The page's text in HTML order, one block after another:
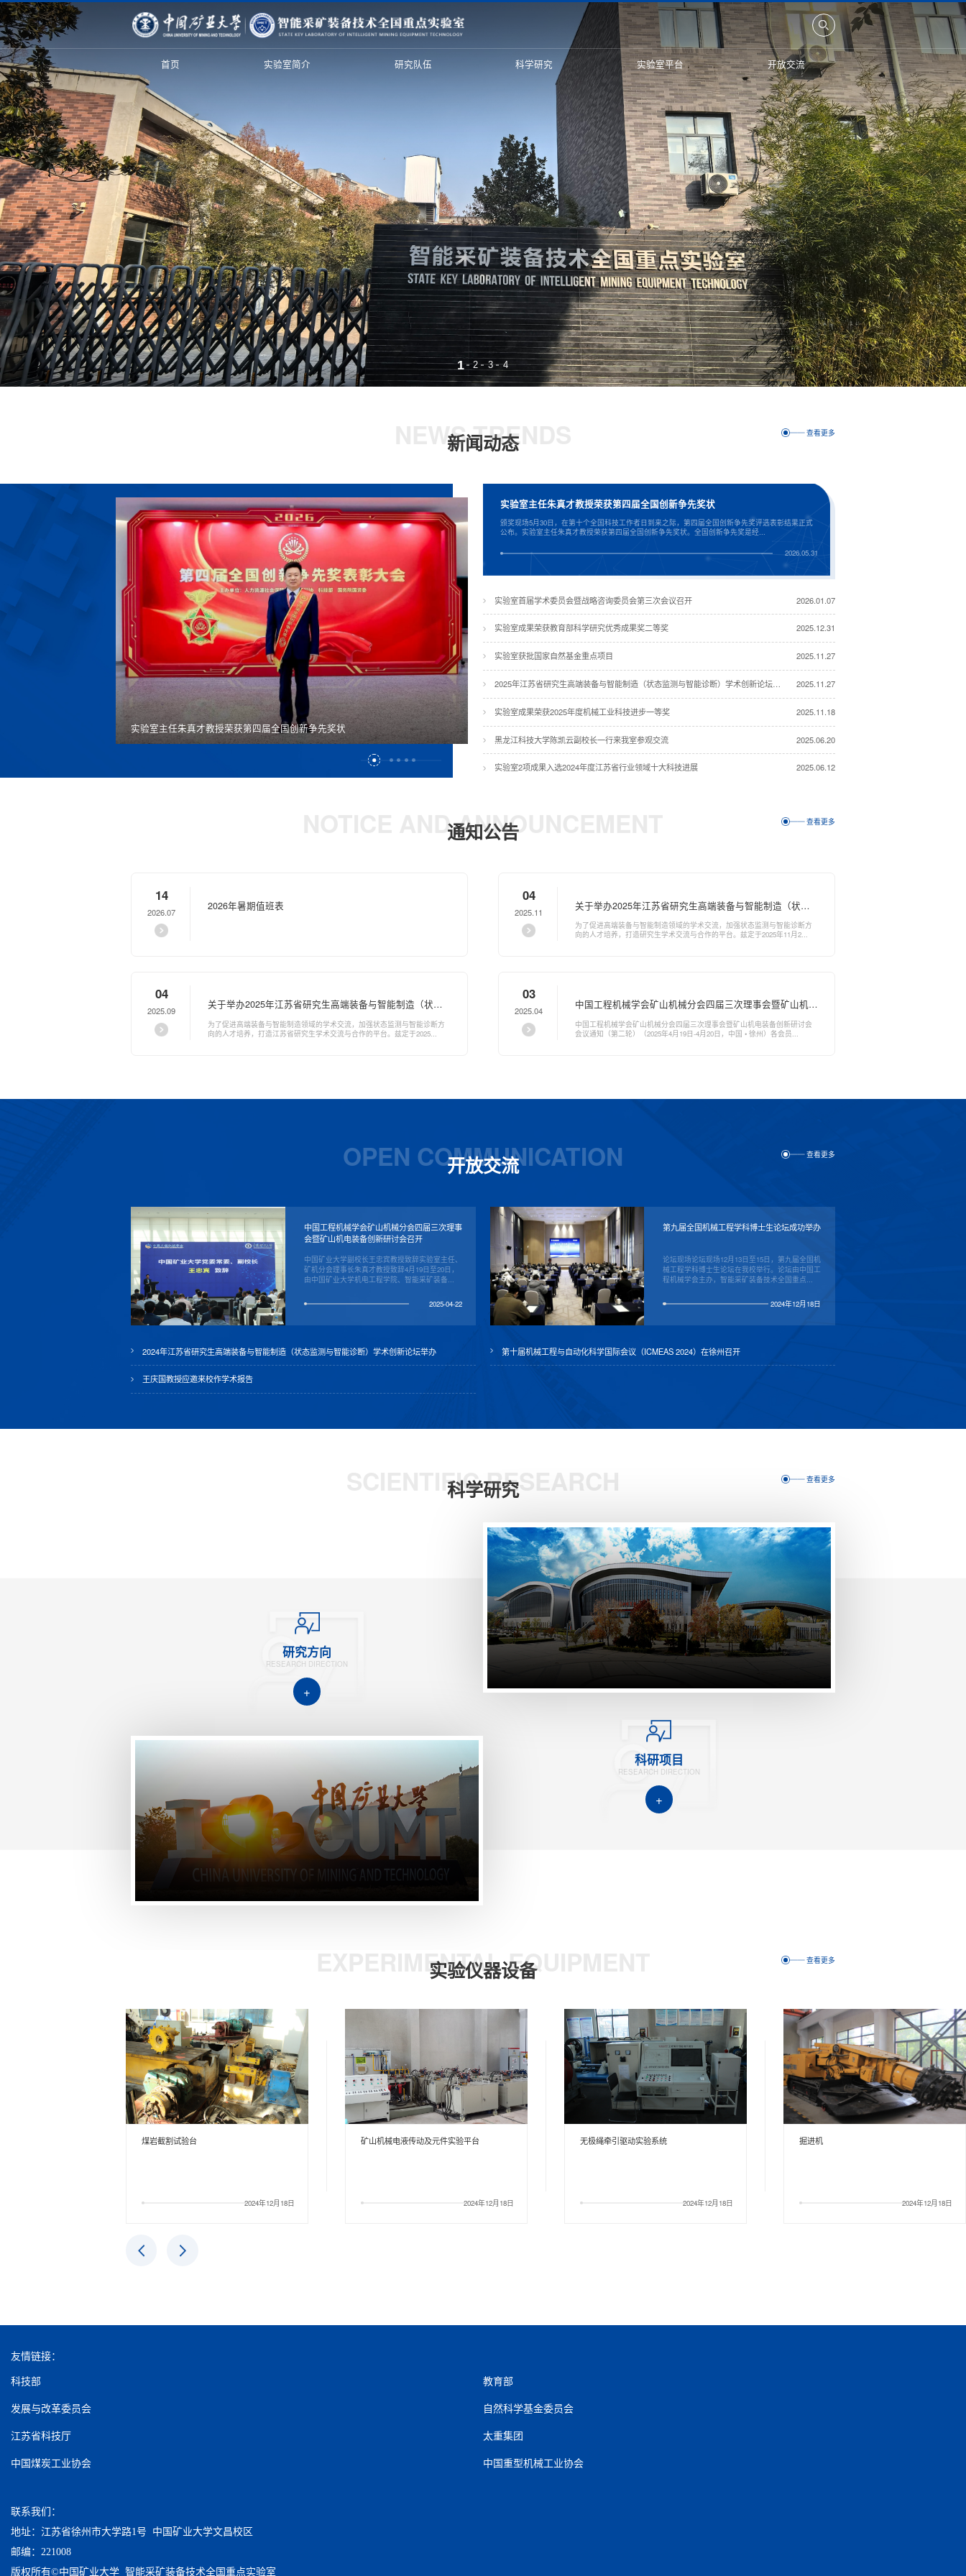
首页 实验室简介 研究队伍 科学研究 实验室平台 开放交流
1 2 3 4
NEWS TRENDS
新闻动态 查看更多
实验室主任朱真才教授荣获第四届全国创新争先奖状
实验室首届学术委员会暨战略咨询委员会第三次会议召开
实验室主任朱真才教授荣获第四届全国创新争先奖状
​颁奖现场5月30日，在第十个全国科技工作者日到来之际，第四届全国创新争先奖评选表彰结果正式
公布。实验室主任朱真才教授荣获第四届全国创新争先奖状。全国创新争先奖是经...
2026.05.31
2026.01.07
实验室首届学术委员会暨战略咨询委员会第三次会议召开
2025.12.31
实验室成果荣获教育部科学研究优秀成果奖二等奖
2025.11.27
实验室获批国家自然基金重点项目
2025.11.27
2025年江苏省研究生高端装备与智能制造（状态监测与智能诊断）学术创新论坛在我校举办
2025.11.18
实验室成果荣获2025年度机械工业科技进步一等奖
2025.06.20
黑龙江科技大学陈凯云副校长一行来我室参观交流
2025.06.12
实验室2项成果入选2024年度江苏省行业领域十大科技进展
NOTICE AND ANNOUNCEMENT
通知公告 查看更多
14
2026.07
2026年暑期值班表
04
2025.11
关于举办2025年江苏省研究生高端装备与智能制造（状态
监测与智能诊断）学术创新论坛的二号通知
为了促进高端装备与智能制造领域的学术交流，加强状态监测与智能诊断方
向的人才培养，打造研究生学术交流与合作的平台。兹定于2025年11月2...
04
2025.09
关于举办2025年江苏省研究生高端装备与智能制造（状态
监测与智能诊断）学术创新论坛的一号通知
为了促进高端装备与智能制造领域的学术交流，加强状态监测与智能诊断方
向的人才培养，打造江苏省研究生学术交流与合作的平台。兹定于2025...
03
2025.04
中国工程机械学会矿山机械分会四届三次理事会暨矿山机电
装备创新研讨会会议通知
中国工程机械学会矿山机械分会四届三次理事会暨矿山机电装备创新研讨会
会议通知（第二轮）（2025年4月19日-4月20日，中国 • 徐州）各会员...
OPEN COMMUNICATION
开放交流 查看更多
中国工程机械学会矿山机械分会四届三次理事
会暨矿山机电装备创新研讨会召开
​中国矿业大学副校长王忠宾教授致辞实验室主任、
矿机分会理事长朱真才教授致辞4月19日至20日，
由中国矿业大学机电工程学院、智能采矿装备...
2025-04-22
2024年江苏省研究生高端装备与智能制造（状态监测与智能诊断）学术创新论坛举办
王庆国教授应邀来校作学术报告
第九届全国机械工程学科博士生论坛成功举办
论坛现场论坛现场12月13日至15日，第九届全国机
械工程学科博士生论坛在我校举行。论坛由中国工
程机械学会主办，智能采矿装备技术全国重点...
2024年12月18日
第十届机械工程与自动化科学国际会议（ICMEAS 2024）在徐州召开
SCIENTIFIC RESEARCH
科学研究 查看更多
研究方向
RESEARCH DIRECTION
+
科研项目
RESEARCH DIRECTION
+
EXPERIMENTAL EQUIPMENT
实验仪器设备 查看更多
矿山机械电液传动及元件实验平台
2024年12月18日
无极绳牵引驱动实验系统
2024年12月18日
掘进机
2024年12月18日
井下混合动力无轨胶轮车试验平台
2024年12月18日
友情链接：
科技部 教育部
发展与改革委员会 自然科学基金委员会
江苏省科技厅 太重集团
中国煤炭工业协会 中国重型机械工业协会
联系我们：
地址：江苏省徐州市大学路1号 中国矿业大学文昌校区
邮编：221008
版权所有©中国矿业大学 智能采矿装备技术全国重点实验室